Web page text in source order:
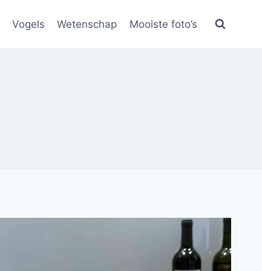
Vogels Wetenschap Mooiste foto’s